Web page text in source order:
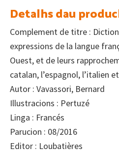
Detalhs dau
Complement de titre :
expressions de la langue
Ouest, et de leurs
catalan, l’espagnol, l’italien
Autor : Vavassori, Bernard
Illustracions : Pertuzé
Linga : Francés
Parucion : 08/2016
Editor : Loubatières